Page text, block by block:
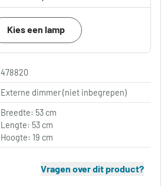
Kies een lamp
478820
Externe dimmer (niet inbegrepen)
Breedte: 53 cm
Lengte: 53 cm
Hoogte: 19 cm
Vragen over dit product?